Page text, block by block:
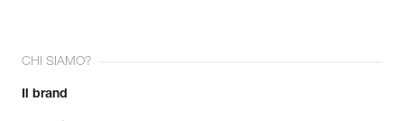
CHI SIAMO?
Il brand